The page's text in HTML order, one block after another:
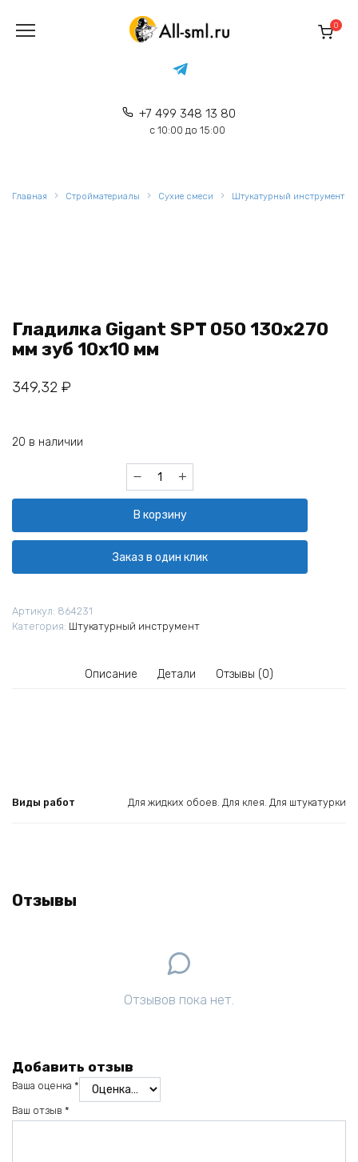
содержанию
+7 499 348 13 80
с 10:00 до 15:00
0
Главная Стройматериалы Сухие смеси Штукатурный инструмент
Гладилка Gigant SPT 050 130x270
мм зуб 10x10 мм
349,32 ₽
20 в наличии
Количество
товара
Gigant
SPT
050
130x270
10x10
В корзину
Заказ в один клик
Артикул: 864231
Категория: Штукатурный инструмент
Описание Детали Отзывы (0)
Виды работ Для жидких обоев. Для клея. Для штукатурки
Отзывы
Отзывов пока нет.
Добавить отзыв
Ваша оценка *
Ваш отзыв *